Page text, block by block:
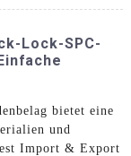
Lock-SPC-
bietet eine
und
Import & Export